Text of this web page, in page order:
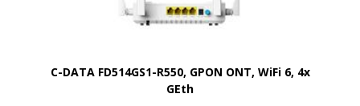
C-DATA FD514GS1-R550, GPON ONT, WiFi 6, 4x
GEth